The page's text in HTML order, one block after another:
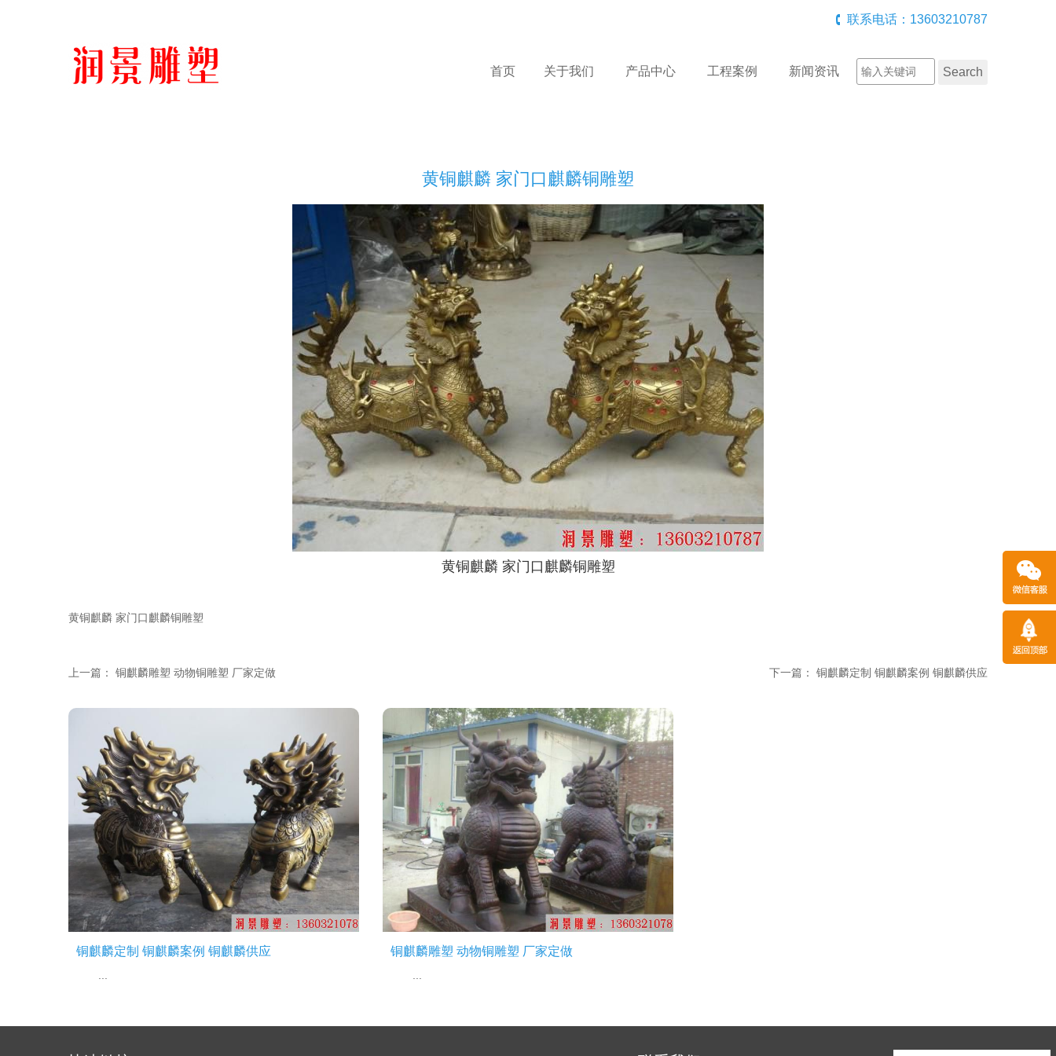
联系电话：13603210787
首页 关于我们 产品中心 工程案例 新闻资讯
黄铜麒麟 家门口麒麟铜雕塑
黄铜麒麟 家门口麒麟铜雕塑
黄铜麒麟 家门口麒麟铜雕塑
上一篇： 铜麒麟雕塑 动物铜雕塑 厂家定做 下一篇： 铜麒麟定制 铜麒麟案例 铜麒麟供应
铜麒麟定制 铜麒麟案例 铜麒麟供应 铜麒麟雕塑 动物铜雕塑 厂家定做